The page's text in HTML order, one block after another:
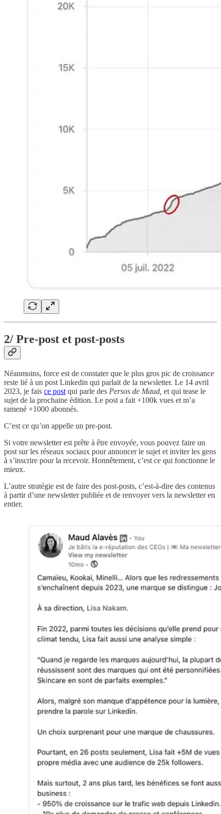
2/ Pre-post et post-posts
Néanmoins, force est de constater que le plus gros pic de croissance
reste lié à un post Linkedin qui parlait de la newsletter. Le 14 avril
2023, je fais ce post qui parle des Persos de Maud, et qui tease le
sujet de la prochaine édition. Le post a fait +100k vues et m’a
ramené +1000 abonnés.
C’est ce qu’on appelle un pre-post.
Si votre newsletter est prête à être envoyée, vous pouvez faire un
post sur les réseaux sociaux pour annoncer le sujet et inviter les gens
à s’inscrire pour la recevoir. Honnêtement, c’est ce qui fonctionne le
mieux.
L’autre stratégie est de faire des post-posts, c’est-à-dire des contenus
à partir d’une newsletter publiée et de renvoyer vers la newsletter en
entier.